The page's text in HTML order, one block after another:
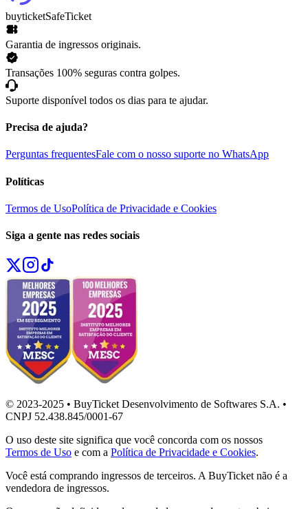
buyticketSafeTicket
Garantia de ingressos originais.
Transações 100% seguras contra golpes.
Suporte disponível todos os dias para te ajudar.
Precisa de ajuda?
Perguntas frequentesFale com o nosso suporte no WhatsApp
Políticas
Termos de UsoPolítica de Privacidade e Cookies
Siga a gente nas redes sociais
© 2023-2025 • BuyTicket Desenvolvimento de Softwares S.A. •
CNPJ 52.438.845/0001-67
O uso deste site significa que você concorda com os nossos
Termos de Uso e com a Política de Privacidade e Cookies.
Você está comprando ingressos de terceiros. A BuyTicket não é a
vendedora de ingressos.